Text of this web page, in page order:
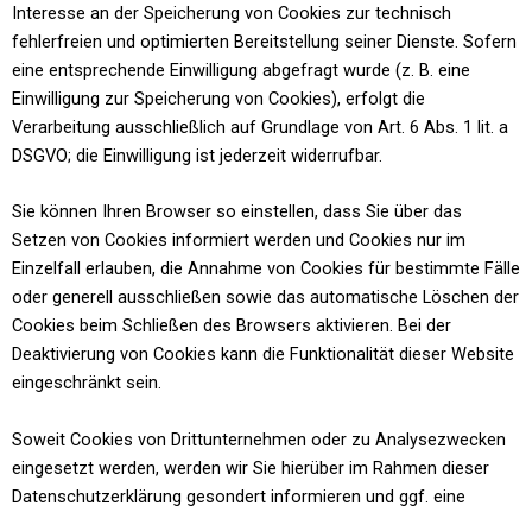
Interesse an der Speicherung von Cookies zur technisch
fehlerfreien und optimierten Bereitstellung seiner Dienste. Sofern
eine entsprechende Einwilligung abgefragt wurde (z. B. eine
Einwilligung zur Speicherung von Cookies), erfolgt die
Verarbeitung ausschließlich auf Grundlage von Art. 6 Abs. 1 lit. a
DSGVO; die Einwilligung ist jederzeit widerrufbar.
Sie können Ihren Browser so einstellen, dass Sie über das
Setzen von Cookies informiert werden und Cookies nur im
Einzelfall erlauben, die Annahme von Cookies für bestimmte Fälle
oder generell ausschließen sowie das automatische Löschen der
Cookies beim Schließen des Browsers aktivieren. Bei der
Deaktivierung von Cookies kann die Funktionalität dieser Website
eingeschränkt sein.
Soweit Cookies von Drittunternehmen oder zu Analysezwecken
eingesetzt werden, werden wir Sie hierüber im Rahmen dieser
Datenschutzerklärung gesondert informieren und ggf. eine